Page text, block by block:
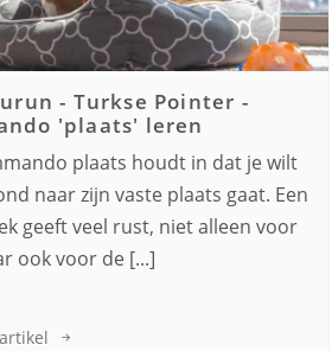
- Turkse Pointer -
'plaats' leren
plaats houdt in dat je wilt
naar zijn vaste plaats gaat. Een
geeft veel rust, niet alleen voor
ook voor de [...]